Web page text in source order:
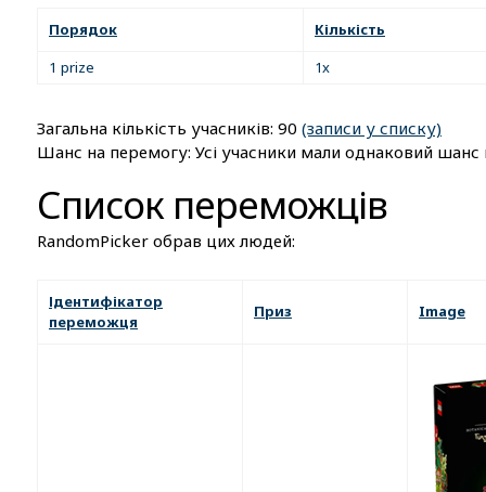
Порядок
Кількість
1 prize
1x
Загальна кількість учасників: 90 (записи у списку)
Шанс на перемогу: Усі учасники мали однаковий шанс
Список переможців
RandomPicker обрав цих людей:
Ідентифікатор
переможця
Приз Image